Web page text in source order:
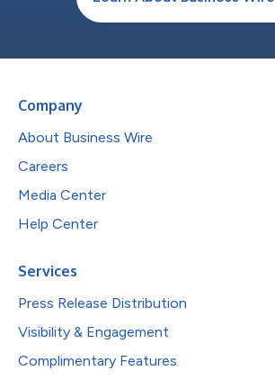
Company
About Business Wire
Careers
Media Center
Help Center
Services
Press Release Distribution
Visibility & Engagement
Complimentary Features